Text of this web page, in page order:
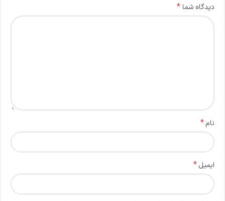
دیدگاه شما *
نام*
ایمیل*